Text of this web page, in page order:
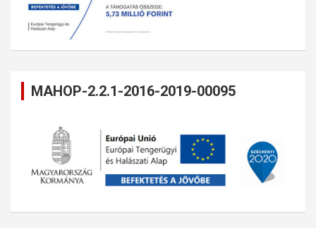
MAHOP-2.2.1-2016-2019-00095